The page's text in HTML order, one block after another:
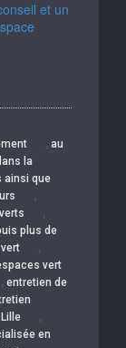
et un
, au
la
ainsi que
,
,
plus de
,
vert
, entretien de
,
en